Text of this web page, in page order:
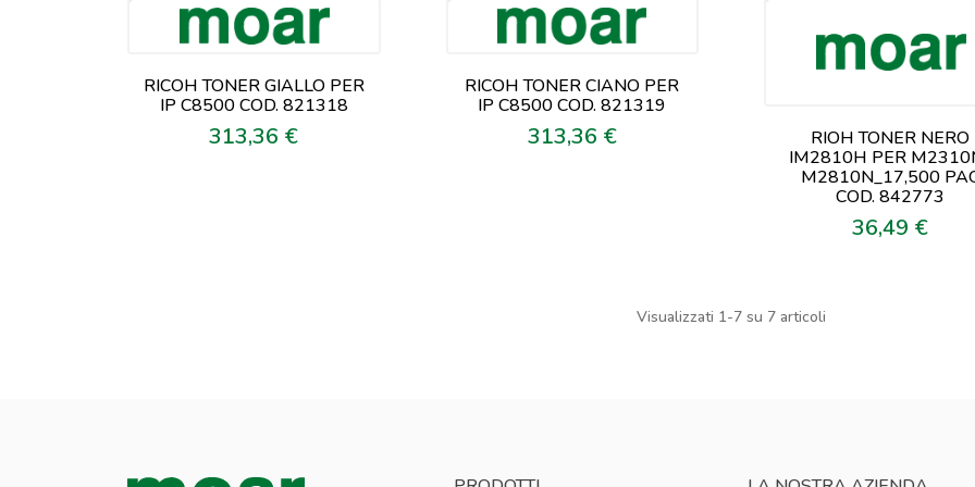
RICOH TONER GIALLO PER
IP C8500 COD. 821318
Prezzo
313,36 €
RICOH TONER CIANO PER
IP C8500 COD. 821319
Prezzo
313,36 €
RIOH TONER NERO
IM2810H PER
M2810N_17,500
COD. 842773
Prezzo
36,49 €
Visualizzati 1-7 su 7 articoli